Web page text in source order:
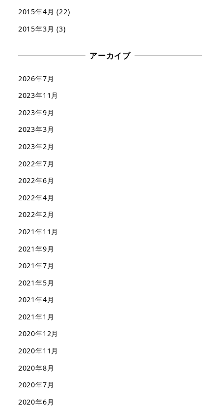
2015年4月 (22)
2015年3月 (3)
アーカイブ
2026年7月
2023年11月
2023年9月
2023年3月
2023年2月
2022年7月
2022年6月
2022年4月
2022年2月
2021年11月
2021年9月
2021年7月
2021年5月
2021年4月
2021年1月
2020年12月
2020年11月
2020年8月
2020年7月
2020年6月